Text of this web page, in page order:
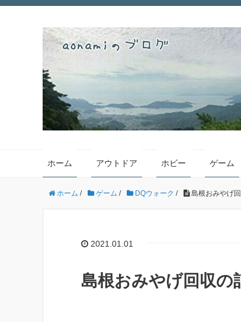
ホーム アウトドア ホビー ゲーム
ホーム / ゲーム / DQウォーク / 島根おみやげ回
2021.01.01
島根おみやげ回収の